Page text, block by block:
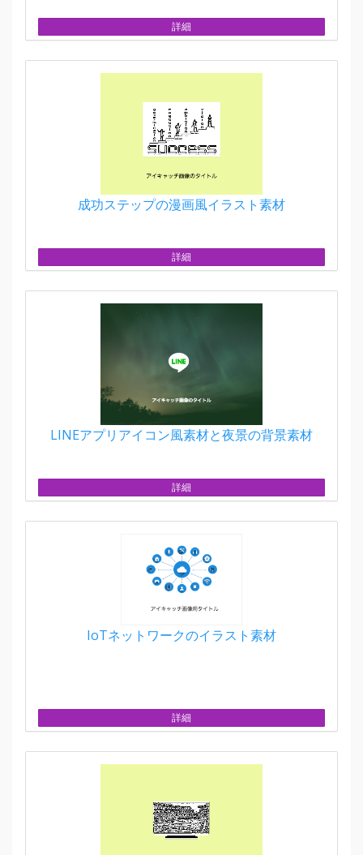
詳細
成功ステップの漫画風イラスト素材
詳細
LINEアプリアイコン風素材と夜景の背景素材
詳細
IoTネットワークのイラスト素材
詳細